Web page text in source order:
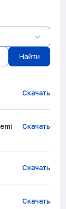
Найти
Скачать
Скачать
Скачать
Скачать